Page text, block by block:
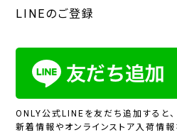
LINEのご登録
ONLY公式LINEを友だち追加すると、
新着情報やオンラインストア入荷情報